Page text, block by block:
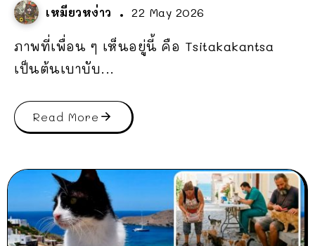
เหมียวหง่าว 22 May 2026
ภาพที่เพื่อน ๆ เห็นอยู่นี้ คือ Tsitakakantsa
เป็นต้นเบาบับ...
Read More